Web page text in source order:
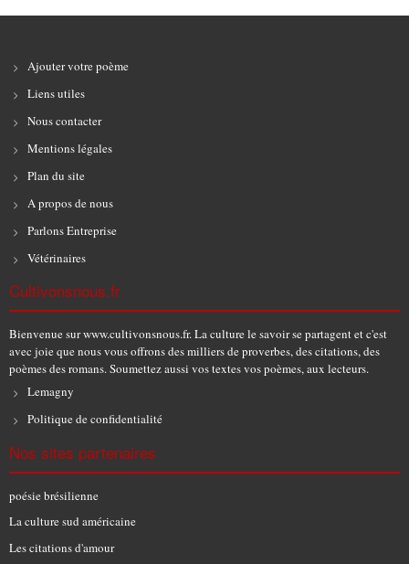
Ajouter votre poème
Liens utiles
Nous contacter
Mentions légales
Plan du site
A propos de nous
Parlons Entreprise
Vétérinaires
Cultivonsnous.fr
Bienvenue sur www.cultivonsnous.fr. La culture le savoir se partagent et c'est
avec joie que nous vous offrons des milliers de proverbes, des citations, des
poèmes des romans. Soumettez aussi vos textes vos poèmes, aux lecteurs.
Lemagny
Politique de confidentialité
Nos sites partenaires
poésie brésilienne
La culture sud américaine
Les citations d'amour